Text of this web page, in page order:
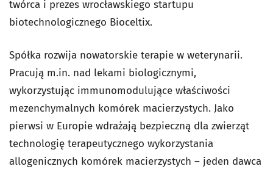
twórca i prezes wrocławskiego startupu
biotechnologicznego Bioceltix.
Spółka rozwija nowatorskie terapie w weterynarii.
Pracują m.in. nad lekami biologicznymi,
wykorzystując immunomodulujące właściwości
mezenchymalnych komórek macierzystych. Jako
pierwsi w Europie wdrażają bezpieczną dla zwierząt
technologię terapeutycznego wykorzystania
allogenicznych komórek macierzystych – jeden dawca